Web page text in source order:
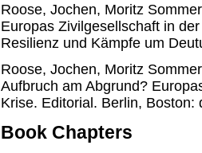
Roose, Jochen, Moritz
Europas Zivilgesellschaft in
Resilienz und Kämpfe um
Roose, Jochen, Moritz
Aufbruch am Abgrund?
Krise. Editorial. Berlin, Boston:
Book Chapters